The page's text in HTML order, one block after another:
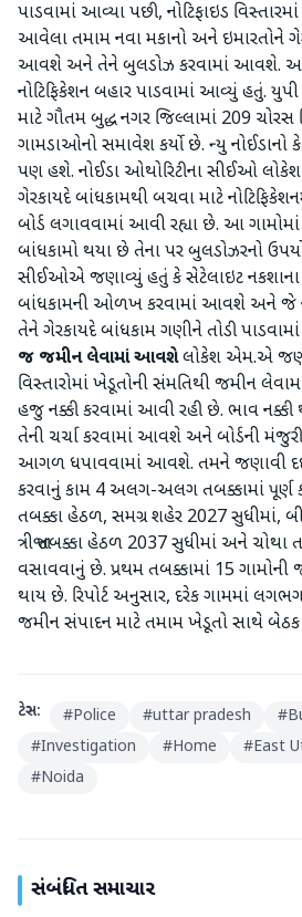
પાડવામાં આવ્યા પછી, નોટિફાઇડ
આવેલા તમામ નવા મકાનો અને ઇમારતોને
આવશે અને તેને બુલડોઝ કરવામાં આવશે. આ
નોટિફિકેશન બહાર પાડવામાં આવ્યું હતું.
માટે ગૌતમ બુદ્ધ નગર જિલ્લામાં 209 ચોરસ
ગામડાઓનો સમાવેશ કર્યો છે. ન્યુ
પણ હશે. નોઈડા ઓથોરિટીના સીઈઓ
ગેરકાયદે બાંધકામથી બચવા માટે
બોર્ડ લગાવવામાં આવી રહ્યા છે. આ
બાંધકામો થયા છે તેના પર બુલડોઝરનો
સીઈઓએ જણાવ્યું હતું કે સેટેલાઇટ
બાંધકામની ઓળખ કરવામાં આવશે અને જે
તેને ગેરકાયદે બાંધકામ ગણીને તોડી
જ જમીન લેવામાં આવશેલોકેશ એમ.એ
વિસ્તારોમાં ખેડૂતોની સંમતિથી જમીન
હજુ નક્કી કરવામાં આવી રહી છે. ભાવ નક્કી
તેની ચર્ચા કરવામાં આવશે અને બોર્ડની
આગળ ધપાવવામાં આવશે. તમને જણાવી
કરવાનું કામ 4 અલગ-અલગ તબક્કામાં પૂર્ણ
તબક્કા હેઠળ, સમગ્ર શહેર 2027 સુધીમાં,
ત્રીજા તબક્કા હેઠળ 2037 સુધીમાં અને
વસાવવાનું છે. પ્રથમ તબક્કામાં 15
થાય છે. રિપોર્ટ અનુસાર, દરેક ગામમાં
જમીન સંપાદન માટે તમામ ખેડૂતો સાથે
ટેગ્સ: #Police #uttar pradesh #
#Investigation #Home #East
#Noida
સંબંધિત સમાચાર